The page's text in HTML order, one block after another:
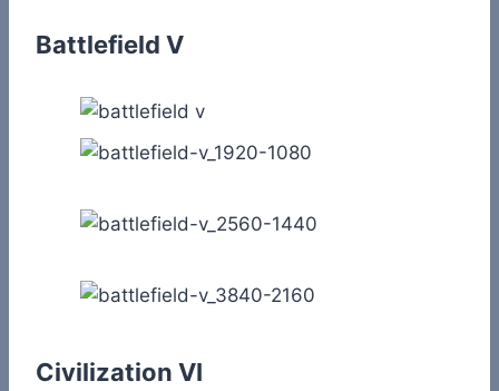
Battlefield V
Civilization VI